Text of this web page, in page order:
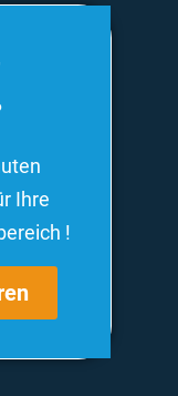
Ihre
!